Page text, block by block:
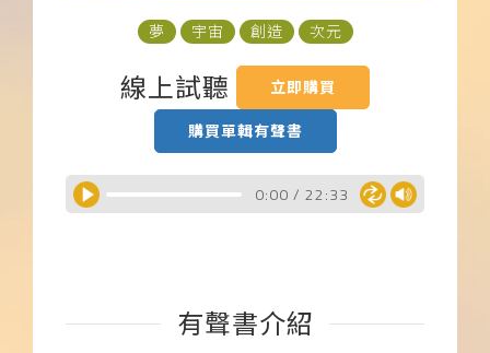
夢 宇宙 創造 次元
線上試聽
立即購買
購買單輯有聲書
0:00 / 22:33
有聲書介紹